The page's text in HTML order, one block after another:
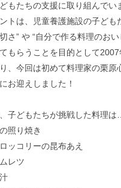
もたちの支援に取り組んでい
トは、児童養護施設の子ども
さ” や “自分で作る料理のおい
もらうことを目的として2007
、今回は初めて料理家の栗原
お迎えしました！
子どもたちが挑戦した料理は…
照り焼き
ロッコリーの昆布あえ
レツ